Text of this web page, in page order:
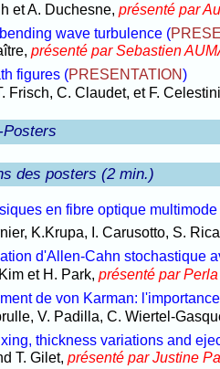
et A. Duchesne, présenté par
wave turbulence (
présenté par Sebastien
figures (PRESENTATION)
Frisch, C. Claudet, et F.
Posters
des posters (2 min.)
en fibre optique multimode
K.Krupa, I. Carusotto, S.
d'Allen-Cahn stochastique
et H. Park, présenté par
de von Karman:
V. Padilla, C. Wiertel-
thickness variations and
T. Gilet, présenté par Justine